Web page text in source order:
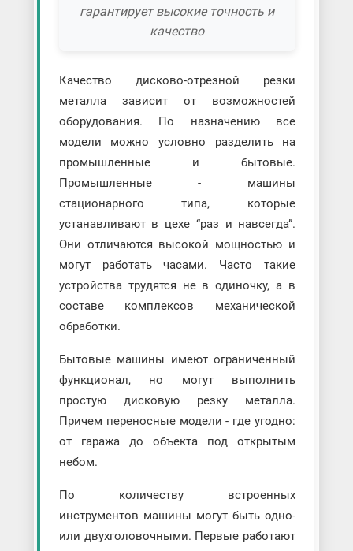
гарантирует высокие точность и
качество
Качество дисково-отрезной резки
металла зависит от возможностей
оборудования. По назначению все
модели можно условно разделить на
промышленные и бытовые.
Промышленные - машины
стационарного типа, которые
устанавливают в цехе “раз и навсегда”.
Они отличаются высокой мощностью и
могут работать часами. Часто такие
устройства трудятся не в одиночку, а в
составе комплексов механической
обработки.
Бытовые машины имеют ограниченный
функционал, но могут выполнить
простую дисковую резку металла.
Причем переносные модели - где угодно:
от гаража до объекта под открытым
небом.
По количеству встроенных
инструментов машины могут быть одно-
или двухголовочными. Первые работают